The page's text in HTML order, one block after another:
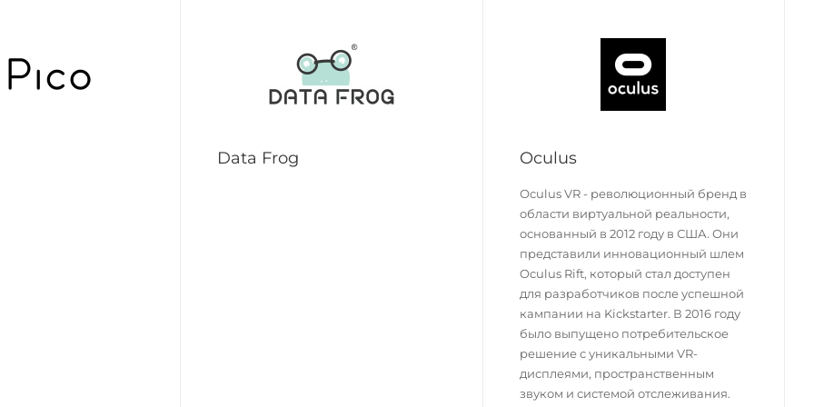
Data Frog Oculus
Оculus VR - революционный бренд в
области виртуальной реальности,
основанный в 2012 году в США. Они
представили инновационный шлем
Oculus Rift, который стал доступен
для разработчиков после успешной
кампании на Kickstarter. В 2016 году
было выпущено потребительское
решение с уникальными VR-
дисплеями, пространственным
звуком и системой отслеживания.